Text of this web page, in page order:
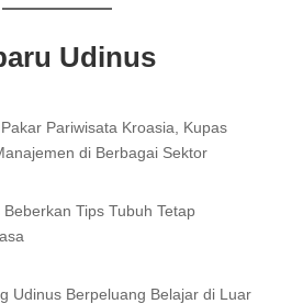
Udinus
Pariwisata Kroasia, Kupas
di Berbagai Sektor
Tips Tubuh Tetap
Udinus Berpeluang Belajar di Luar